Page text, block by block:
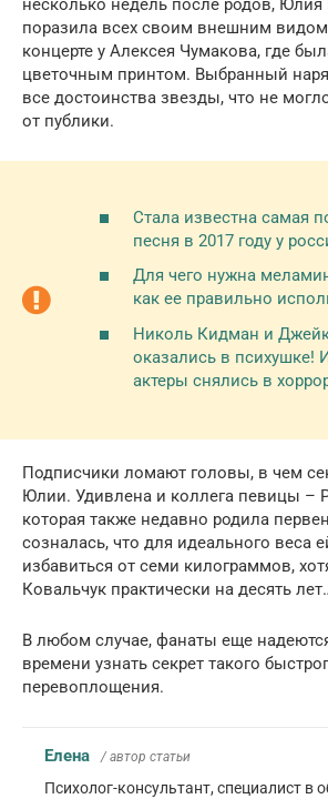
несколько недель после родов, Юлия
поразила всех своим внешним
концерте у Алексея Чумакова, где
цветочным принтом. Выбранный
все достоинства звезды, что не
от публики.
Стала известна самая
песня в 2017 году у
Для чего нужна
как ее правильно
Николь Кидман и
оказались в психушке!
актеры снялись в
Подписчики ломают головы, в чем
Юлии. Удивлена и коллега певицы –
которая также недавно родила
созналась, что для идеального веса
избавиться от семи килограммов,
Ковальчук практически на десять
В любом случае, фанаты еще
времени узнать секрет такого
перевоплощения.
Елена / автор статьи
Психолог-консультант, специалист в